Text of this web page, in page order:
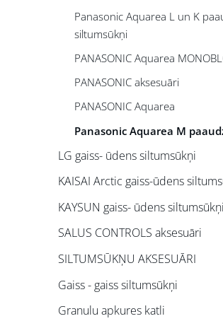
Panasonic Aquarea L un K
siltumsūkņi
PANASONIC Aquarea
PANASONIC aksesuāri
PANASONIC Aquarea
Panasonic Aquarea M
LG gaiss- ūdens siltumsūkņi
KAISAI Arctic gaiss-ūdens
KAYSUN gaiss- ūdens siltumsūkņi
SALUS CONTROLS aksesuāri
SILTUMSŪKŅU AKSESUĀRI
Gaiss - gaiss siltumsūkņi
Granulu apkures katli